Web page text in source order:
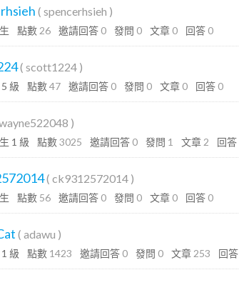
( spencerhsieh )
點數 26 邀請回答 0 發問 0 文章 0 回答 0
( scott1224 )
級 點數47 邀請回答 0 發問 0 文章 0 回答 0
)
1 級 點數3025 邀請回答 0 發問 1 文章 2 回答
( ck9312572014 )
點數 56 邀請回答 0 發問 0 文章 0 回答 0
( adawu )
級 點數 1423 邀請回答 0 發問 0 文章 253 回答